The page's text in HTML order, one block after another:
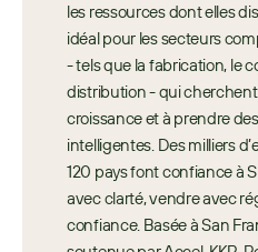
les ressources dont elles
idéal pour les secteurs
- tels que la fabrication, le
distribution - qui
croissance et à prendre
intelligentes. Des milliers
120 pays font confiance à
avec clarté, vendre avec
confiance. Basée à San